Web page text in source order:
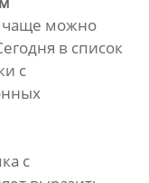
чаще можно
в список
с
с